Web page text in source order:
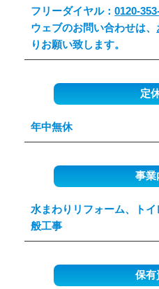
フリーダイヤル：0120-
ウェブのお問い合わせは、
りお願い致します。
定
年中無休
事業
水まわりリフォーム、ト
般工事
保有